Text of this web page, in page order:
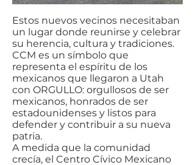
Estos nuevos vecinos necesitaban
un lugar donde reunirse y celebrar
su herencia, cultura y tradiciones.
CCM es un símbolo que
representa el espíritu de los
mexicanos que llegaron a Utah
con ORGULLO: orgullosos de ser
mexicanos, honrados de ser
estadounidenses y listos para
defender y contribuir a su nueva
patria.
A medida que la comunidad
crecía, el Centro Cívico Mexicano